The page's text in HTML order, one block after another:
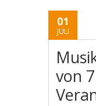
01
JULI
von